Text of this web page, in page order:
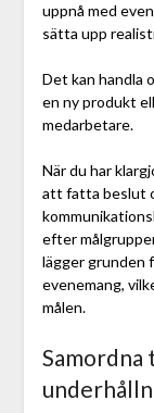
uppnå med
sätta upp
Det kan handla
en ny produkt
medarbetare.
När du har
att fatta beslut
efter
lägger grunden
evenemang,
målen.
Samordna